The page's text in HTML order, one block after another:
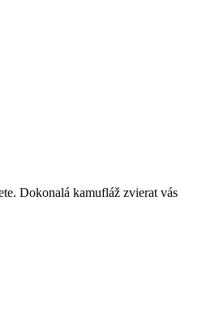
Dokonalá kamufláž zvierat vás